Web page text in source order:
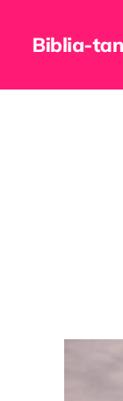
Biblia-